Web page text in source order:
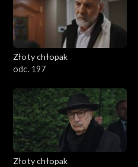
Złoty chłopak
odc. 197
Złoty chłopak